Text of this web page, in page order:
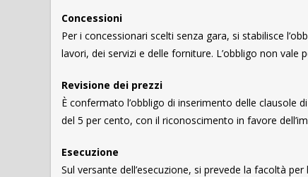
Concessioni
Per i concessionari scelti senza gara, si stabilisce
lavori, dei servizi e delle forniture. L’obbligo non
Revisione dei prezzi
È confermato l’obbligo di inserimento delle clausole
del 5 per cento, con il riconoscimento in favore
Esecuzione
Sul versante dell’esecuzione, si prevede la facoltà